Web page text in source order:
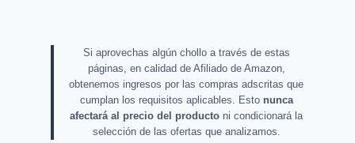
Si aprovechas algún chollo a través de estas
páginas, en calidad de Afiliado de Amazon,
obtenemos ingresos por las compras adscritas que
cumplan los requisitos aplicables. Esto nunca
afectará al precio del producto ni condicionará la
selección de las ofertas que analizamos.